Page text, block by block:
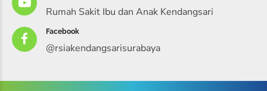
Rumah Sakit Ibu dan Anak Kendangsari
Facebook
@rsiakendangsarisurabaya